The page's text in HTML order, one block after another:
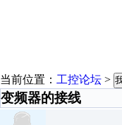
当前位置： 工控论坛 >
变频器的接线